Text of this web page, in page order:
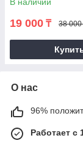
19 000 ₸ 38 000
О нас
96%
Работает с